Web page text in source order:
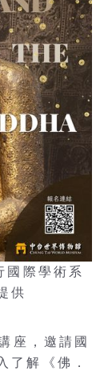
際學術系
供
座，邀請國
了解《佛．